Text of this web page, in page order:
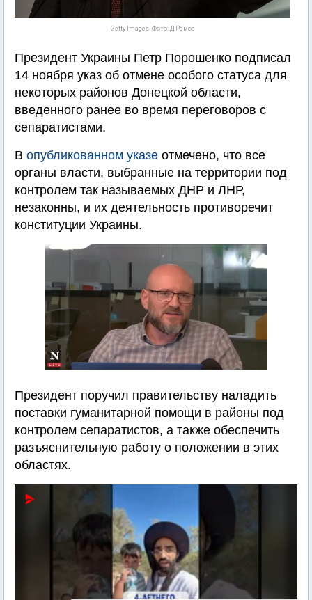
Getty Images. Фото: Д.Рамос
Президент Украины Петр Порошенко подписал
14 ноября указ об отмене особого статуса для
некоторых районов Донецкой области,
введенного ранее во время переговоров с
сепаратистами.
В опубликованном указе отмечено, что все
органы власти, выбранные на территории под
контролем так называемых ДНР и ЛНР,
незаконны, и их деятельность противоречит
конституции Украины.
Президент поручил правительству наладить
поставки гуманитарной помощи в районы под
контролем сепаратистов, а также обеспечить
разъяснительную работу о положении в этих
областях.